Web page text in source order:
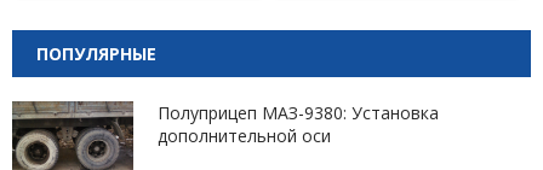
ПОПУЛЯРНЫЕ
Полуприцеп МАЗ-9380: Установка
дополнительной оси